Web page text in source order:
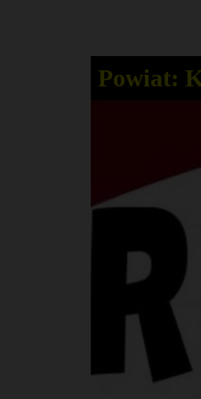
Powiat: